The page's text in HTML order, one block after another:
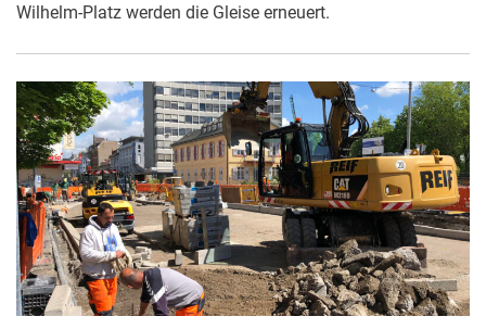
Wilhelm-Platz werden die Gleise erneuert.